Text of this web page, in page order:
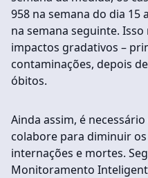
958 na semana do dia 15
na semana seguinte.
impactos gradativos –
contaminações, depois
óbitos.
Ainda assim, é
colabore para diminuir
internações e mortes.
Monitoramento